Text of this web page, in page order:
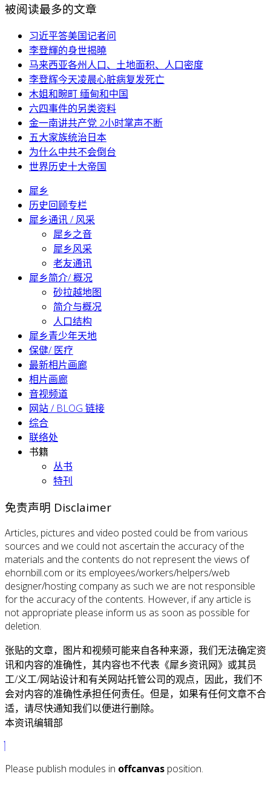
被阅读最多的文章
习近平答美国记者问
李登輝的身世揭曉
马来西亚各州人口、土地面积、人口密度
李登辉今天凌晨心脏病复发死亡
木姐和畹町 缅甸和中国
六四事件的另类资料
金一南讲共产党 2小时掌声不断
五大家族统治日本
为什么中共不会倒台
世界历史十大帝国
犀乡
历史回顾专栏
犀乡通讯 / 风采
犀乡之音
犀乡风采
老友通讯
犀乡简介/ 概况
砂拉越地图
简介与概况
人口结构
犀乡青少年天地
保健/ 医疗
最新相片画廊
相片画廊
音视频道
网站 / BLOG 链接
综合
联络处
书籍
丛书
特刊
免责声明 Disclaimer
Articles, pictures and video posted could be from various
sources and we could not ascertain the accuracy of the
materials and the contents do not represent the views of
ehornbill.com or its employees/workers/helpers/web
designer/hosting company as such we are not responsible
for the accuracy of the contents. However, if any article is
not appropriate please inform us as soon as possible for
deletion.
张贴的文章，图片和视频可能来自各种来源，我们无法确定资
讯和内容的准确性，其内容也不代表《犀乡资讯网》或其员
工/义工/网站设计和有关网站托管公司的观点，因此，我们不
会对内容的准确性承担任何责任。但是，如果有任何文章不合
适，请尽快通知我们以便进行删除。
本资讯编辑部
Please publish modules in offcanvas position.